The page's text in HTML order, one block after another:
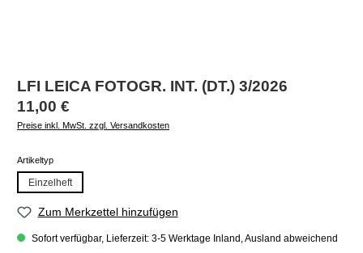
LFI LEICA FOTOGR. INT. (DT.) 3/2026
Regulärer Preis:
11,00 €
Preise inkl. MwSt. zzgl. Versandkosten
Artikeltypauswählen
Einzelheft
Zum Merkzettel hinzufügen
Sofort verfügbar, Lieferzeit: 3-5 Werktage Inland, Ausland abweichend